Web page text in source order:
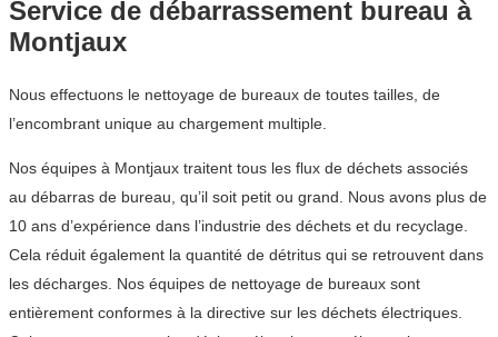
Service de débarrassement bureau à
Montjaux
Nous effectuons le nettoyage de bureaux de toutes tailles, de
l’encombrant unique au chargement multiple.
Nos équipes à Montjaux traitent tous les flux de déchets associés
au débarras de bureau, qu’il soit petit ou grand. Nous avons plus de
10 ans d’expérience dans l’industrie des déchets et du recyclage.
Cela réduit également la quantité de détritus qui se retrouvent dans
les décharges. Nos équipes de nettoyage de bureaux sont
entièrement conformes à la directive sur les déchets électriques.